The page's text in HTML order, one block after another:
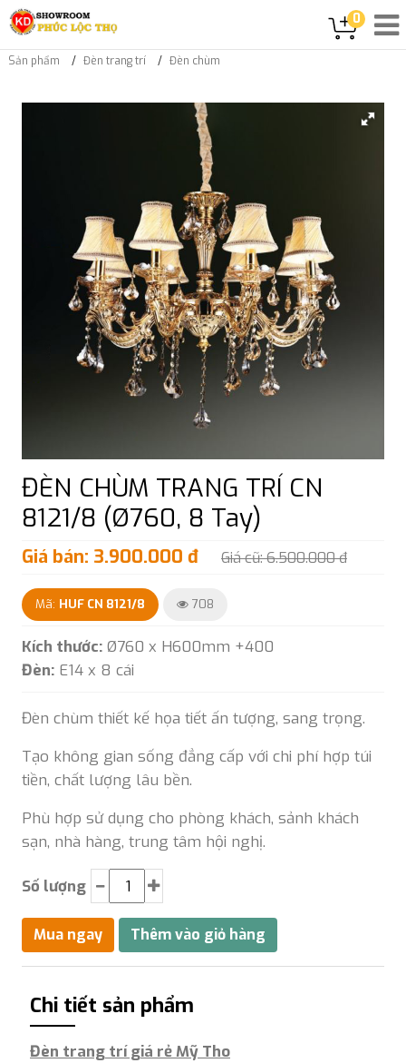
0
Sản phẩm Đèn trang trí Đèn chùm
ĐÈN CHÙM TRANG TRÍ CN
8121/8 (Ø760, 8 Tay)
Giá bán: 3.900.000 đ Giá cũ: 6.500.000 đ
Mã: HUF CN 8121/8 708
Kích thước: Ø760 x H600mm +400
Đèn: E14 x 8 cái
Đèn chùm thiết kế họa tiết ấn tượng, sang trọng.
Tạo không gian sống đẳng cấp với chi phí hợp túi
tiền, chất lượng lâu bền.
Phù hợp sử dụng cho phòng khách, sảnh khách
sạn, nhà hàng, trung tâm hội nghị.
Số lượng
Chi tiết sản phẩm
Đèn trang trí giá rẻ Mỹ Tho